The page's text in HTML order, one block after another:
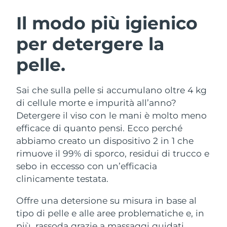
Il modo più igienico
per detergere la
pelle.
Sai che sulla pelle si accumulano oltre 4 kg
di cellule morte e impurità all’anno?
Detergere il viso con le mani è molto meno
efficace di quanto pensi. Ecco perché
abbiamo creato un dispositivo 2 in 1 che
rimuove il 99% di sporco, residui di trucco e
sebo in eccesso con un’efficacia
clinicamente testata.
Offre una detersione su misura in base al
tipo di pelle e alle aree problematiche e, in
Detersione viso
Anti-aging massage
LUNA™ 4 Plus
Massage, LED heating
LUNA™ 4 Men
Microcurrent toning
BEAR™ 2 go
Microcurrent toning on-the-go
BEAR™ 2 eyes & lips
Idratazione
UFO™ 3 pacchetto
Deep facial hydration
Near-infrared and red light therapy
device
Igiene orale
issa™ 4
Hybrid silicone sonic toothbrush
Smart hybrid silicone sonic toothbrush
TRATTAMENTI ANTI-AGE FAQ™
Anti-age Trattamenti LED
Austria Consegna stimata 08/08/2026
Bahrein Consegna stimata
Belgio
Bermuda Consegna stimata14/08/2026
Bosnia ed
Erzegovina
Consegna stimata11/08/2026
Brunei Consegna stimata 13/08/2026
Bulgaria Consegna stimata
Cile Consegna stimata12/08/2026